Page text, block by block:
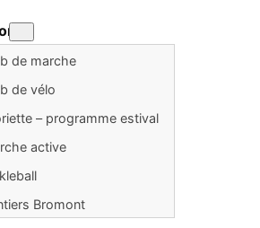
de marche
de vélo
– programme estival
active
Bromont